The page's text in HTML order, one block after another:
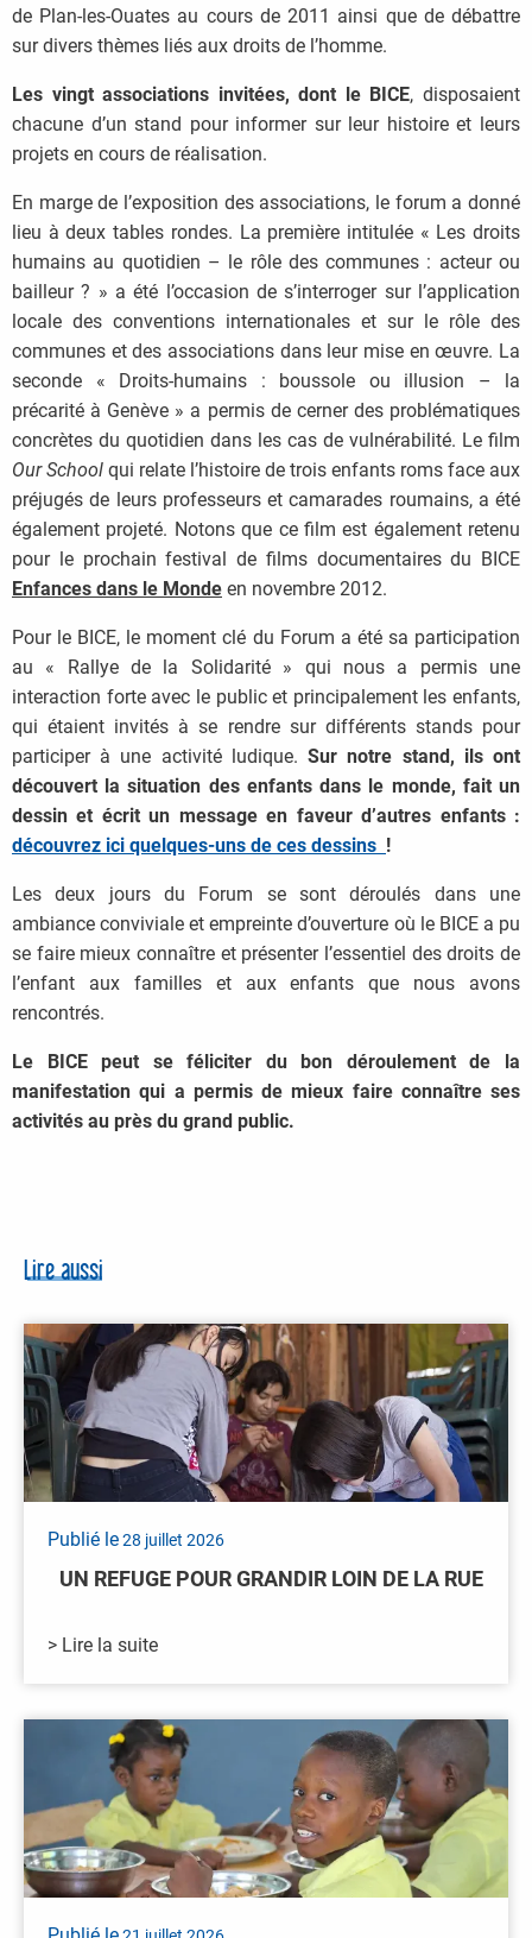
de Plan-les-Ouates au cours de 2011 ainsi que de débattre
sur divers thèmes liés aux droits de l’homme.
Les vingt associations invitées, dont le BICE, disposaient
chacune d’un stand pour informer sur leur histoire et leurs
projets en cours de réalisation.
En marge de l’exposition des associations, le forum a donné
lieu à deux tables rondes. La première intitulée « Les droits
humains au quotidien – le rôle des communes : acteur ou
bailleur ? » a été l’occasion de s’interroger sur l’application
locale des conventions internationales et sur le rôle des
communes et des associations dans leur mise en œuvre. La
seconde « Droits-humains : boussole ou illusion – la
précarité à Genève » a permis de cerner des problématiques
concrètes du quotidien dans les cas de vulnérabilité. Le film
Our School qui relate l’histoire de trois enfants roms face aux
préjugés de leurs professeurs et camarades roumains, a été
également projeté. Notons que ce film est également retenu
pour le prochain festival de films documentaires du BICE
Enfances dans le Monde en novembre 2012.
Pour le BICE, le moment clé du Forum a été sa participation
au « Rallye de la Solidarité » qui nous a permis une
interaction forte avec le public et principalement les enfants,
qui étaient invités à se rendre sur différents stands pour
participer à une activité ludique.Sur notre stand, ils ont
découvert la situation des enfants dans le monde, fait un
dessin et écrit un message en faveur d’autres enfants :
découvrez ici quelques-uns de ces dessins !
Les deux jours du Forum se sont déroulés dans une
ambiance conviviale et empreinte d’ouverture où le BICE a pu
se faire mieux connaître et présenter l’essentiel des droits de
l’enfant aux familles et aux enfants que nous avons
rencontrés.
Le BICE peut se féliciter du bon déroulement de la
manifestation qui a permis de mieux faire connaître ses
activités au près du grand public.
Lire aussi
Publié le28 juillet 2026
UN REFUGE POUR GRANDIR LOIN DE LA RUE
> Lire la suite